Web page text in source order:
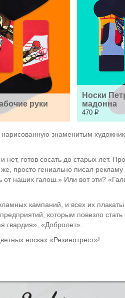
руки
Носки
мадонна
470 Р
знаменитым
готов сосать до старых лет.
просто гениально писал
наших галош.» Или вот эти?
кампаний, и всех их
которым повезло
«Добролет».
носках «Резинотрест»!